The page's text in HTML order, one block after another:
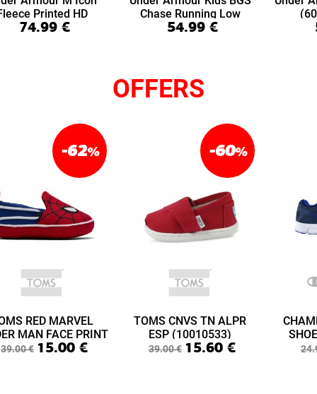
Printed HD
(6016615-008)
74.99 €
Chase Running Low
(6014404-001)
54.99 €
OFFERS
-62%
RED MARVEL
MAN FACE PRINT
LIME LAYETTE
39.00€ 15.00 €
-60%
TOMS CNVS TN ALPR
ESP (10010533)
39.00€ 15.60 €